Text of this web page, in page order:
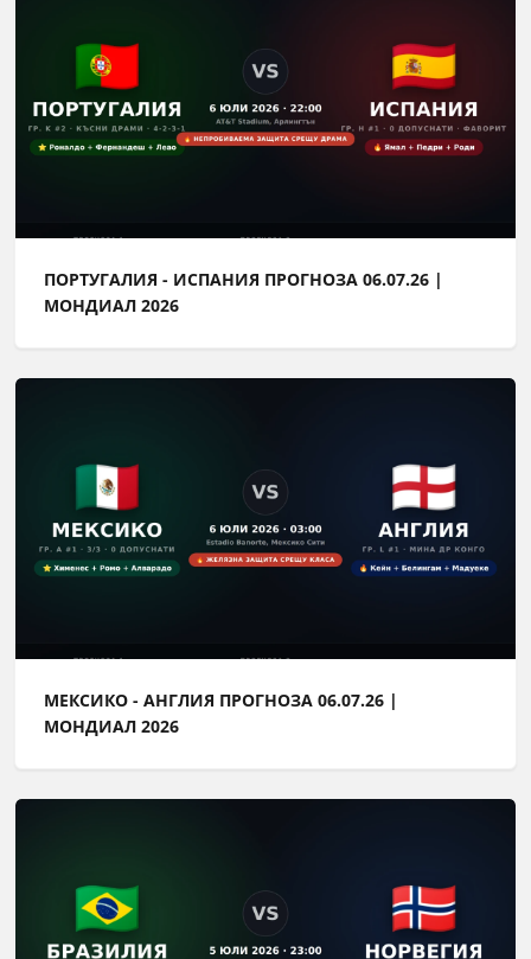
ПОРТУГАЛИЯ - ИСПАНИЯ ПРОГНОЗА 06.07.26 |
МОНДИАЛ 2026
МЕКСИКО - АНГЛИЯ ПРОГНОЗА 06.07.26 |
МОНДИАЛ 2026